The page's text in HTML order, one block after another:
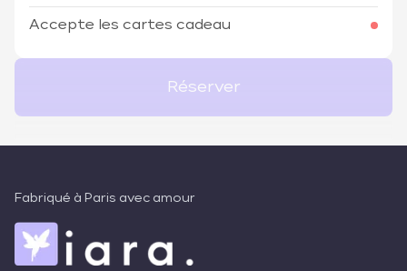
Accepte les cartes cadeau
Réserver
Fabriqué à Paris avec amour